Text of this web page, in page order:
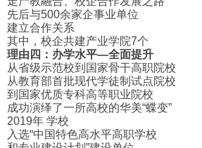
先后与500余家企事业单位
建立合作关系
其中，校企共建产业学院7个
理由四：办学水平—全面提升
从省级示范校到国家骨干高职院校
从教育部首批现代学徒制试点院校
到国家优质专科高等职业院校
成功演绎了一所高校的华美“蝶变”
2019年 学校
入选“中国特色高水平高职学校